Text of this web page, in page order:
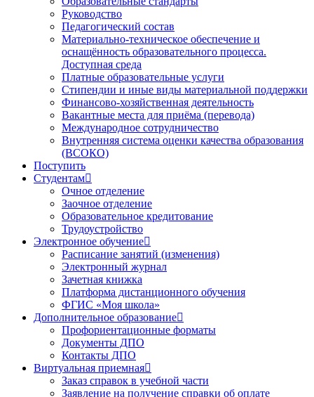
Руководство
Педагогический состав
Материально-техническое обеспечение и
оснащённость образовательного процесса.
Доступная среда
Платные образовательные услуги
Стипендии и иные виды материальной поддержки
Финансово-хозяйственная деятельность
Вакантные места для приёма (перевода)
Международное сотрудничество
Внутренняя система оценки качества образования
(ВСОКО)
Поступить
Студентам
Очное отделение
Заочное отделение
Образовательное кредитование
Трудоустройство
Электронное обучение
Расписание занятий (изменения)
Электронный журнал
Зачетная книжка
Платформа дистанционного обучения
ФГИС «Моя школа»
Дополнительное образование
Профориентационные форматы
Документы ДПО
Контакты ДПО
Виртуальная приемная
Заказ справок в учебной части
Заявление на получение справки об оплате